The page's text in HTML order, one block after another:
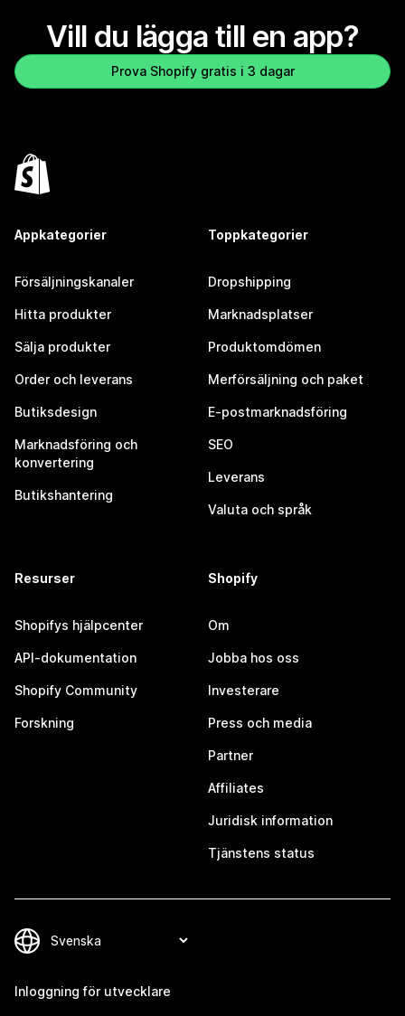
Vill du lägga till en app?
Prova Shopify gratis i 3 dagar
Appkategorier
Försäljningskanaler
Hitta produkter
Sälja produkter
Order och leverans
Butiksdesign
Marknadsföring och
konvertering
Butikshantering
Toppkategorier
Dropshipping
Marknadsplatser
Produktomdömen
Merförsäljning och paket
E-postmarknadsföring
SEO
Leverans
Valuta och språk
Resurser
Shopifys hjälpcenter
API-dokumentation
Shopify Community
Forskning
Shopify
Om
Jobba hos oss
Investerare
Press och media
Partner
Affiliates
Juridisk information
Tjänstens status
Inloggning för utvecklare